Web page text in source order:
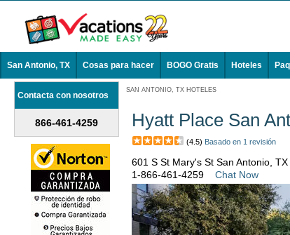
San Antonio, TX Cosas para hacer BOGO Gratis Hoteles
Contacta con nosotros
866-461-4259
SAN ANTONIO, TX HOTELES
Hyatt Place San
(4.5) Basado en 1 revisión
601 S St Mary's St San Antonio,
1-866-461-4259
Chat Now